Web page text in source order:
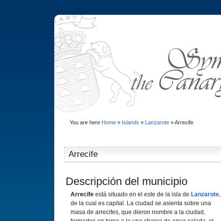
You are here Home» Islands » Lanzarote»Arrecife
Arrecife
Descripción del municipio
Arrecife está situado en el este de la isla de Lanzarote,
de la cual es capital. La ciudad se asienta sobre una
masa de arrecifes, que dieron nombre a la ciudad,